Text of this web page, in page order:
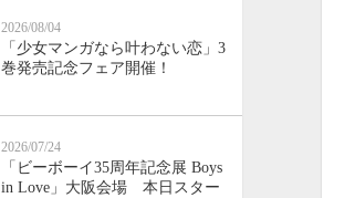
2026/08/04
「少女マンガなら叶わない恋」3
巻発売記念フェア開催！
2026/07/24
「ビーボーイ35周年記念展 Boys
in Love」大阪会場 本日スター